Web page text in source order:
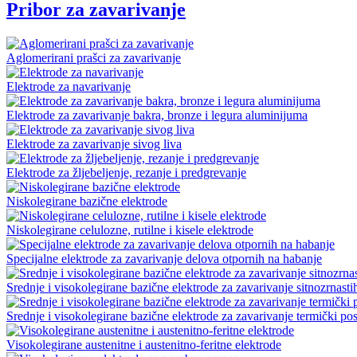
Pribor za zavarivanje
Aglomerirani prašci za zavarivanje
Elektrode za navarivanje
Elektrode za zavarivanje bakra, bronze i legura aluminijuma
Elektrode za zavarivanje sivog liva
Elektrode za žljebeljenje, rezanje i predgrevanje
Niskolegirane bazične elektrode
Niskolegirane celulozne, rutilne i kisele elektrode
Specijalne elektrode za zavarivanje delova otpornih na habanje
Srednje i visokolegirane bazične elektrode za zavarivanje
Srednje i visokolegirane bazične elektrode za zavarivanje termički
Visokolegirane austenitne i austenitno-feritne elektrode